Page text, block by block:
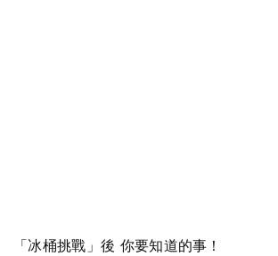
「冰桶挑戰」後 你要知道的事！